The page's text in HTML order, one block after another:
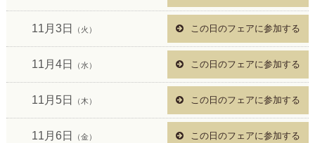
11月3日 （火） この日のフェアに参加する
11月4日 （水） この日のフェアに参加する
11月5日 （木） この日のフェアに参加する
11月6日 （金） この日のフェアに参加する